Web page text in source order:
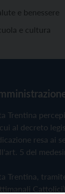
e benessere
e cultura
Trentina
al decreto
resa ai
5 del
Trentina,